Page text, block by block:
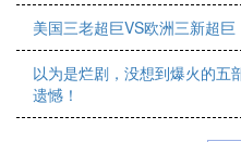
美国三老超巨VS欧洲三新超巨
以为是烂剧，没想到爆火的五
遗憾！